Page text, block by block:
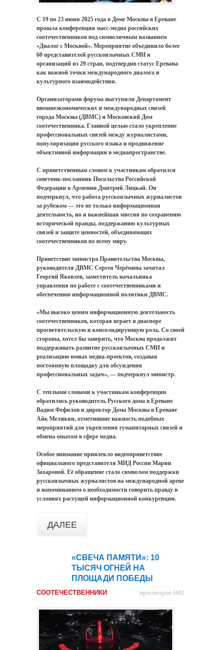
С 19 по 23 июня 2025 года в Доме Москвы в Ереване
прошла конференция масс-медиа российских
соотечественников под символичным названием
«Диалог с Москвой». Мероприятие объединило более
60 представителей русскоязычных СМИ и
организаций из 29 стран, подтвердив статус Еревана
как важной точки международного диалога и
культурного взаимодействия.
Организаторами форума выступили Департамент
внешнеэкономических и международных связей
города Москвы (ДВМС) и Московский Дом
соотечественника. Главной целью стало укрепление
профессиональных связей между журналистами,
популяризация русского языка и продвижение
объективной информации в медиапространстве.
С приветственным словом к участникам обратился
советник-посланник Посольства Российской
Федерации в Армении Дмитрий Лицкай. Он
подчеркнул, что работа русскоязычных журналистов
за рубежом — это не только информационная
деятельность, но и важнейшая миссия по сохранению
исторической правды, поддержанию культурных
связей и защите ценностей, объединяющих
соотечественников по всему миру.
Приветствие министра Правительства Москвы,
руководителя ДВМС Сергея Черёмина зачитал
Георгий Яковлев, заместитель начальника
управления по работе с соотечественниками и
обеспечению информационной политики ДВМС.
«Мы высоко ценим информационную деятельность
соотечественников, которая играет в диаспоре
просветительскую и консолидирующую роль. Со своей
стороны, хотел бы заверить, что Москва продолжит
поддерживать развитие русскоязычных СМИ и
реализацию новых медиа-проектов, создавая
постоянную площадку для обсуждения
профессиональных задач», — подчеркнул министр.
С теплыми словами к участникам конференции
обратились руководитель Русского дома в Ереване
Вадим Фефилов и директор Дома Москвы в Ереване
Айк Меликян, отметившие важность подобных
мероприятий для укрепления гуманитарных связей и
обмена опытом в сфере медиа.
Особое внимание привлекло видеоприветствие
официального представителя МИД России Марии
Захаровой. Её обращение стало символом поддержки
русскоязычных журналистов на международной арене
и напоминанием о необходимости говорить правду в
условиях растущей информационной конкуренции.
ДАЛЕЕ
«СВЕЧА ПАМЯТИ»: 10
ТЫСЯЧ ОГНЕЙ НА
ПЛОЩАДИ ПОБЕДЫ
СООТЕЧЕСТВЕННИКИ просмотров 1002